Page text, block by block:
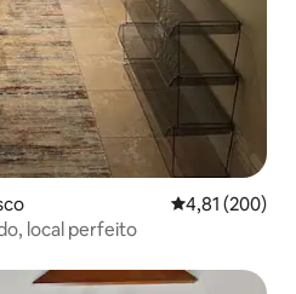
4,81 de uma
4,81 (200)
local perfeito